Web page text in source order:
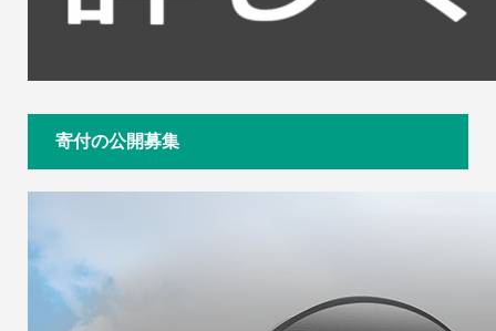
寄付の公開募集